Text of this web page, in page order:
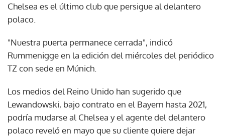
Chelsea es el último club que persigue al delantero
polaco.
"Nuestra puerta permanece cerrada", indicó
Rummenigge en la edición del miércoles del periódico
TZ con sede en Múnich.
Los medios del Reino Unido han sugerido que
Lewandowski, bajo contrato en el Bayern hasta 2021,
podría mudarse al Chelsea y el agente del delantero
polaco reveló en mayo que su cliente quiere dejar